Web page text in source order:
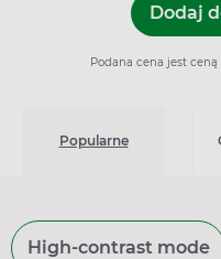
Dodaj
Podana cena jest
Popularne
High-contrast mode